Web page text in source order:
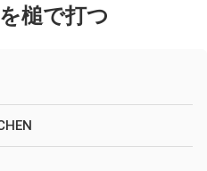
槌で打つ